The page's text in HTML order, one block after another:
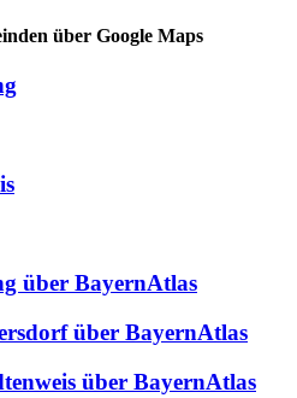
über Google Maps
über BayernAtlas
über BayernAtlas
über BayernAtlas